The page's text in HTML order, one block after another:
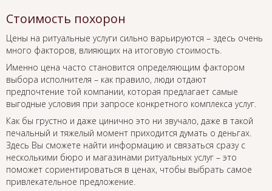
Стоимость похорон
Цены на ритуальные услуги сильно варьируются – здесь очень
много факторов, влияющих на итоговую стоимость.
Именно цена часто становится определяющим фактором
выбора исполнителя – как правило, люди отдают
предпочтение той компании, которая предлагает самые
выгодные условия при запросе конкретного комплекса услуг.
Как бы грустно и даже цинично это ни звучало, даже в такой
печальный и тяжелый момент приходится думать о деньгах.
Здесь Вы сможете найти информацию и связаться сразу с
несколькими бюро и магазинами ритуальных услуг – это
поможет сориентироваться в ценах, чтобы выбрать самое
привлекательное предложение.